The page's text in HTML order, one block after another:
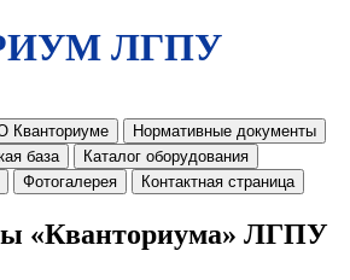
ЛГПУ
Кванториуме
Нормативные документы
база
Каталог оборудования
Фотогалерея Контактная страница
«Кванториума» ЛГПУ